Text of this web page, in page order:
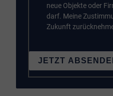
neue Objekte oder
darf. Meine
Zukunft
JETZT